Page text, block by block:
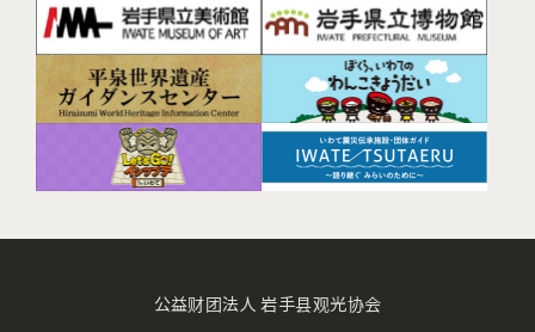
公益财团法人 岩手县观光协会